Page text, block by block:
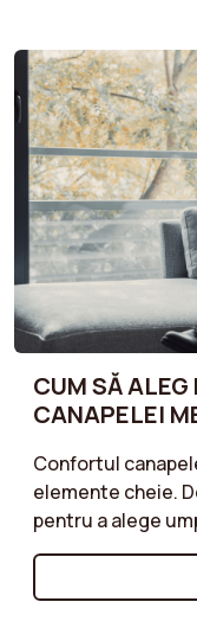
stil atemporal,
modern, sau
caldă: urmați
alegere de
în timp ce vă
CUM SĂ
CANAPELEI
Confortul
elemente cheie.
pentru a alege
spumă și
nevoile dvs.
fermă? Bucurați-